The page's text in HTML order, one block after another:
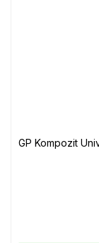
GP Kompozit